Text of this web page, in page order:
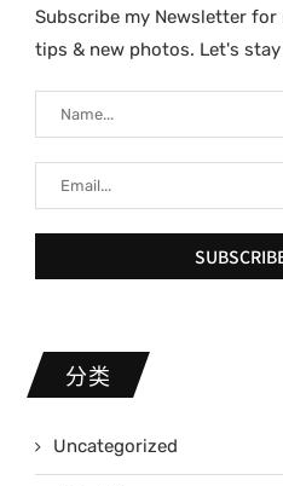
Subscribe my Newsletter
tips & new photos. Let's
分类
Uncategorized